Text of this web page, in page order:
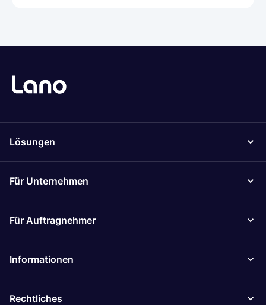
Lösungen
Für Unternehmen
Für Auftragnehmer
Informationen
Rechtliches